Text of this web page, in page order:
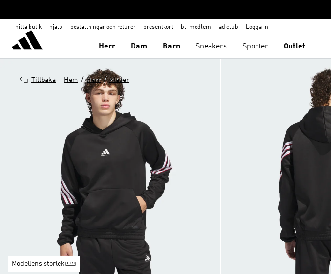
hitta butik hjälp beställningar och returer presentkort bli medlem adiclub Logga in
Herr Dam Barn Sneakers Sporter Outlet
Tillbaka Hem / Herr / Kläder
Modellens storlek